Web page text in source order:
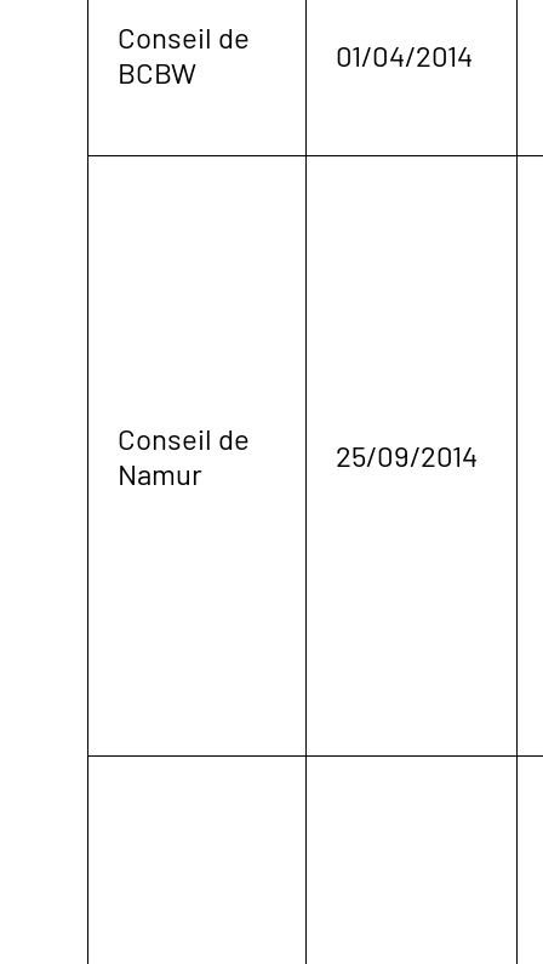
Conseil de
BCBW
01/04/2014
Conseil de
Namur
25/09/2014